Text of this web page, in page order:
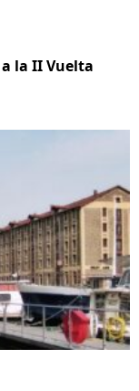
la II Vuelta